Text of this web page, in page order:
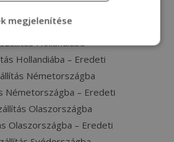
Franciaországba – Eredeti
Szállítás Hollandiába
Hollandiába – Eredeti
Németországba
Németországba – Eredeti
Olaszországba
Olaszországba – Eredeti
megjelenítése